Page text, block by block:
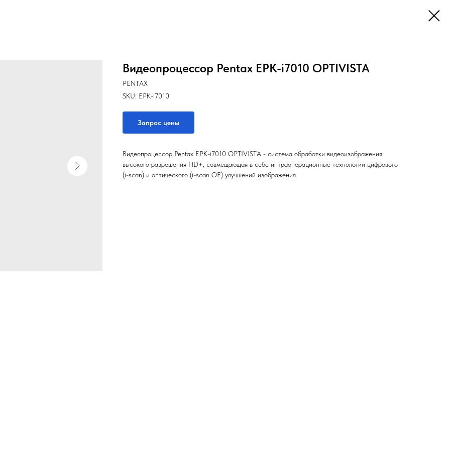
Видеопроцессор Pentax EPK-i7010 OPTIVISTA
PENTAX
SKU: EPK-i7010
Запрос цены
Видеопроцессор Pentax EPK-i7010 OPTIVISTA - система обработки видеоизображения
высокого разрешения HD+, совмещающая в себе интраоперационные технологии цифрового
(i-scan) и оптического (i-scan OE) улучшений изображения.